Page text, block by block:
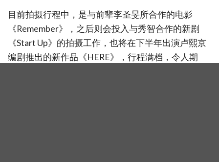
目前拍摄行程中，是与前辈李圣旻所合作的电影
《Remember》，之后则会投入与秀智合作的新剧
《Start Up》的拍摄工作，也将在下半年出演卢熙京
编剧推出的新作品《HERE》，行程满档，令人期